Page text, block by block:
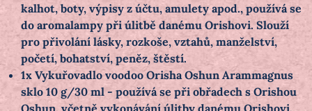
kalhot, boty, výpisy z účtu, amulety apod., používá se
do aromalampy při úlitbě danému Orishovi. Slouží
pro přivolání lásky, rozkoše, vztahů, manželství,
početí, bohatství, peněz, štěstí.
1x Vykuřovadlo voodoo Orisha Oshun Arammagnus
sklo 10 g/30 ml - používá se při obřadech s Orishou
Oshun, včetně vykonávání úlitby danému Orishovi.